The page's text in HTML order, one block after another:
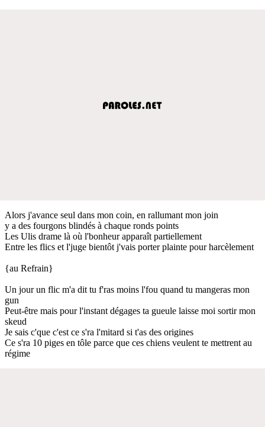
Alors j'avance seul dans mon coin, en rallumant mon join
y a des fourgons blindés à chaque ronds points
Les Ulis drame là où l'bonheur apparaît partiellement
Entre les flics et l'juge bientôt j'vais porter plainte pour harcèlement
{au Refrain}
Un jour un flic m'a dit tu f'ras moins l'fou quand tu mangeras mon
gun
Peut-être mais pour l'instant dégages ta gueule laisse moi sortir mon
skeud
Je sais c'que c'est ce s'ra l'mitard si t'as des origines
Ce s'ra 10 piges en tôle parce que ces chiens veulent te mettrent au
régime